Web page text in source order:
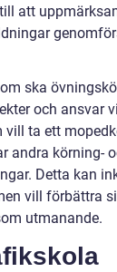
att
ska
och ansvar
ta ett
andra körning-
Detta kan
vill förbättra
utmanande.